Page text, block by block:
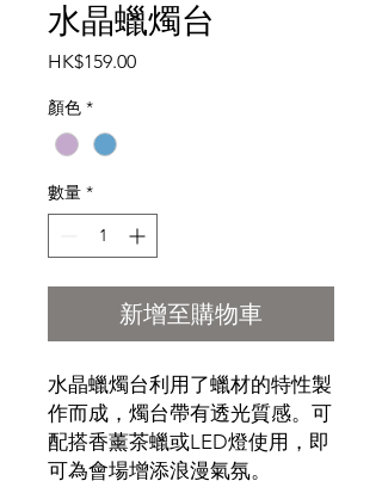
水晶蠟燭台
HK$159.00價格
顏色 *
數量 *
新增至購物車
水晶蠟燭台利用了蠟材的特性製
作而成，燭台帶有透光質感。可
配搭香薰茶蠟或LED燈使用，即
可為會場增添浪漫氣氛。